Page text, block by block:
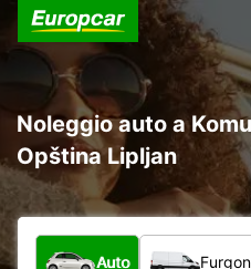
Noleggio auto a
Opština Lipljan
Scegli la tipologia di
Auto